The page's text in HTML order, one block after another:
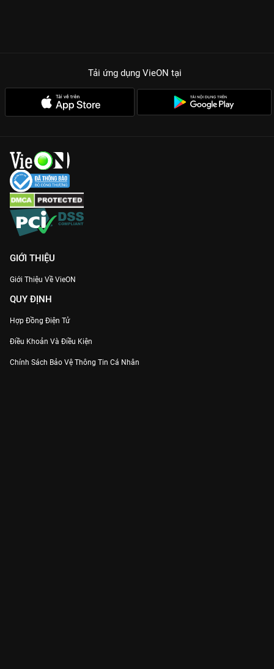
Tải ứng dụng VieON tại
GIỚI THIỆU
Giới Thiệu Về VieON
QUY ĐỊNH
Hợp Đồng Điện Tử
Điều Khoản Và Điều Kiện
Chính Sách Bảo Vệ Thông Tin Cá Nhân